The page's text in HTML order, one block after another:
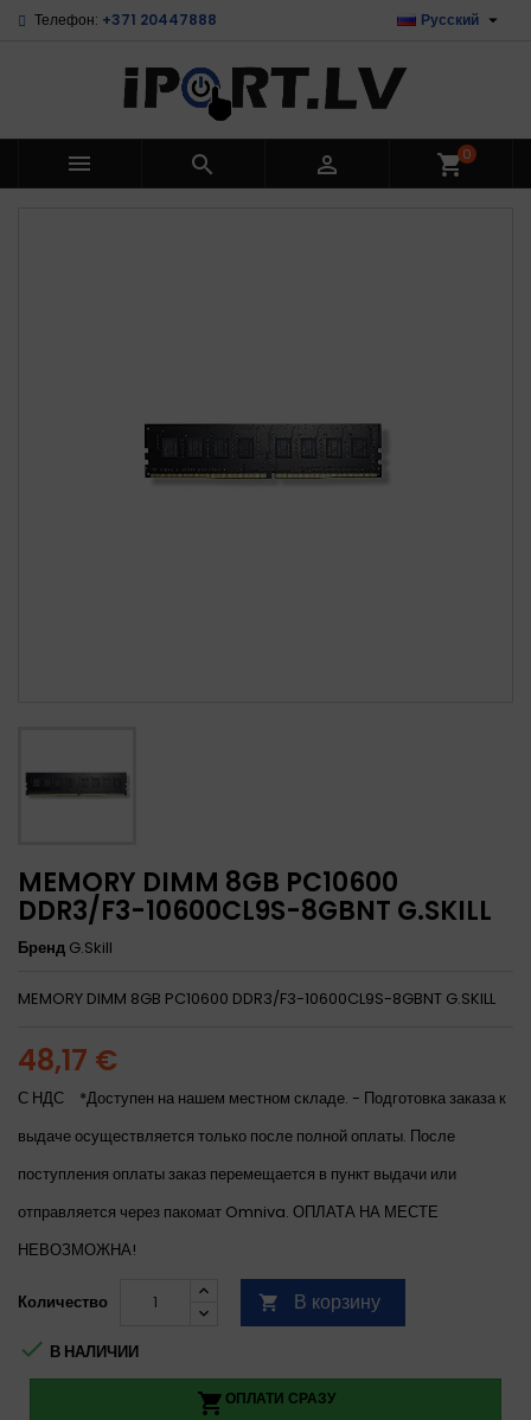
Телефон: +371 20447888 Русский 
   shopping_cart0
MEMORY DIMM 8GB PC10600
DDR3/F3-10600CL9S-8GBNT G.SKILL
Бренд G.Skill
MEMORY DIMM 8GB PC10600 DDR3/F3-10600CL9S-8GBNT G.SKILL
48,17 €
С НДС
*Доступен на нашем местном складе. - Подготовка заказа к
выдаче осуществляется только после полной оплаты. После
поступления оплаты заказ перемещается в пункт выдачи или
отправляется через пакомат Omniva. ОПЛАТА НА МЕСТЕ
НЕВОЗМОЖНА!
Количество  В корзину
 В НАЛИЧИИ
ОПЛАТИ СРАЗУ